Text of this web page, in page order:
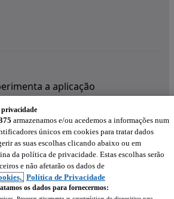
a aplicação
privacidade
armazenamos e/ou acedemos a informações num
únicos em cookies para tratar dados
as suas escolhas clicando abaixo ou em
da política de privacidade. Estas escolhas serão
e não afetarão os dados de
Política de Privacidade
os dados para fornecermos: